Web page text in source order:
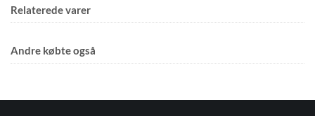
Relaterede varer
Andre købte også